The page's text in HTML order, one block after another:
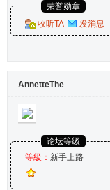
荣誉勋章
收听TA
发消息
AnnetteThe
论坛等级
等級： 新手上路